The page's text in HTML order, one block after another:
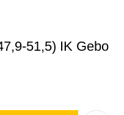
51,5) IK Gebo